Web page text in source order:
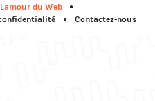
Lamour du Web
Contactez-nous